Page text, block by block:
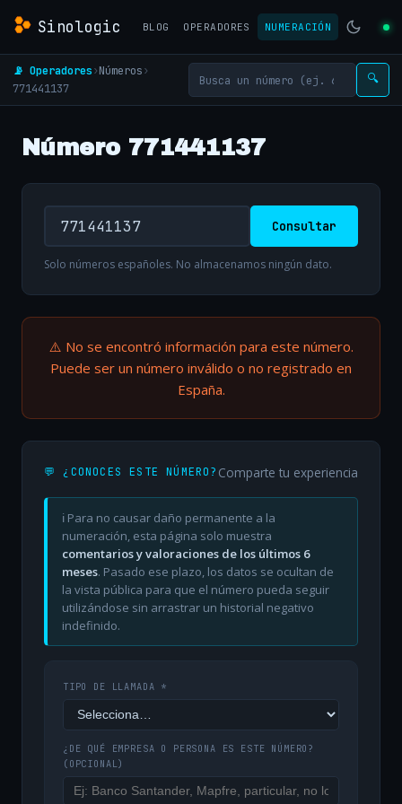
Sinologic BLOG OPERADORES NUMERACIÓN
📡 Operadores›Números›
771441137
🔍
Número 771441137
Consultar
Solo números españoles. No almacenamos ningún dato.
⚠️ No se encontró información para este número.
Puede ser un número inválido o no registrado en
España.
💬 ¿CONOCES ESTE NÚMERO? Comparte tu experiencia
ℹ️ Para no causar daño permanente a la
numeración, esta página solo muestra
comentarios y valoraciones de los últimos 6
meses. Pasado ese plazo, los datos se ocultan de
la vista pública para que el número pueda seguir
utilizándose sin arrastrar un historial negativo
indefinido.
TIPO DE LLAMADA *
¿DE QUÉ EMPRESA O PERSONA ES ESTE NÚMERO?
(OPCIONAL)